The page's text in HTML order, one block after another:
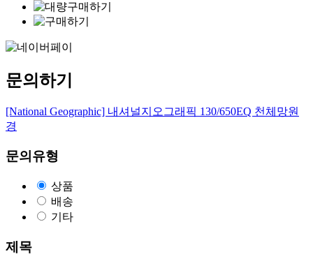
문의하기
[National Geographic] 내셔널지오그래픽 130/650EQ 천체망원
경
문의유형
상품
배송
기타
제목